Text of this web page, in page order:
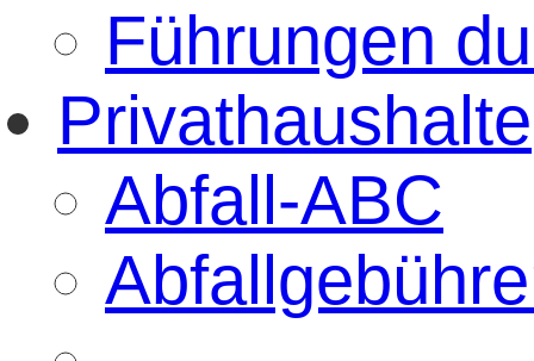
Führungen
Privathaushalte
Abfall-ABC